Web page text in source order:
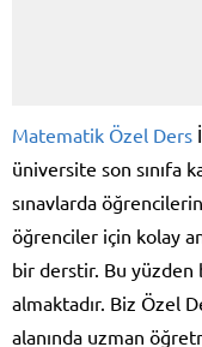
Matematik Özel Ders
üniversite son sınıfa
sınavlarda
öğrenciler için kolay
bir derstir. Bu
almaktadır. Biz Özel
alanında uzman